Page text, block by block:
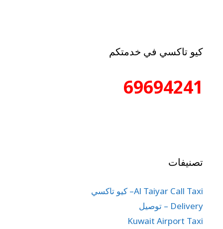
كيو تاكسي في خدمتكم
69694241
تصنيفات
Al Taiyar Call Taxi– كيو تاكسي
Delivery – توصيل
Kuwait Airport Taxi